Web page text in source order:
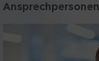
Ansprechpersonen